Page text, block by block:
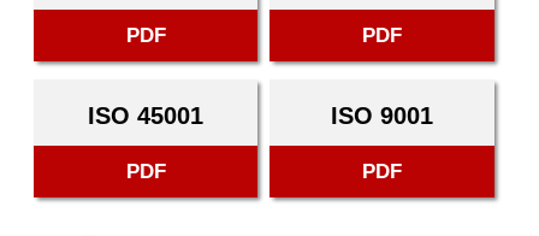
PDF PDF
ISO 45001
PDF
ISO 9001
PDF